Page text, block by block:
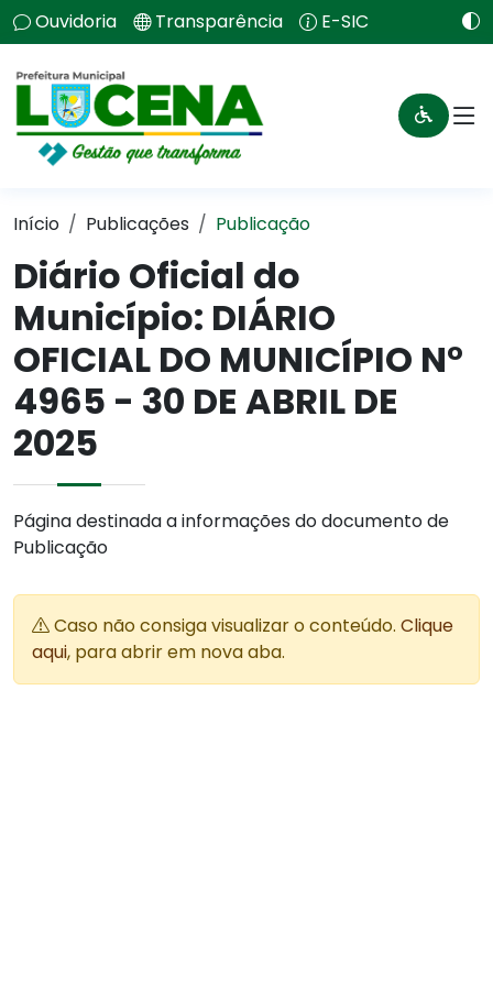
Ouvidoria Transparência E-SIC
Início Publicações Publicação
Diário Oficial do
Município: DIÁRIO
OFICIAL DO MUNICÍPIO N°
4965 - 30 DE ABRIL DE
2025
Página destinada a informações do documento de
Publicação
Caso não consiga visualizar o conteúdo. Clique
aqui, para abrir em nova aba.